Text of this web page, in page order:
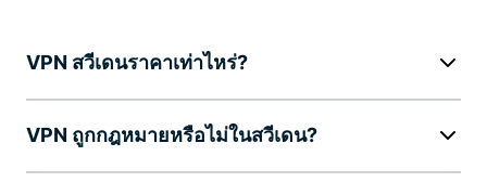
VPN สวีเดนราคาเท่าไหร่?
VPN ถูกกฎหมายหรือไม่ในสวีเดน?